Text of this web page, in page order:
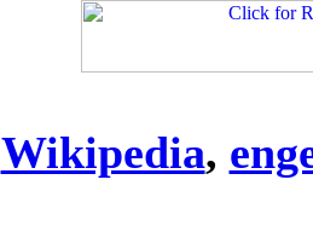
Wikipedia,